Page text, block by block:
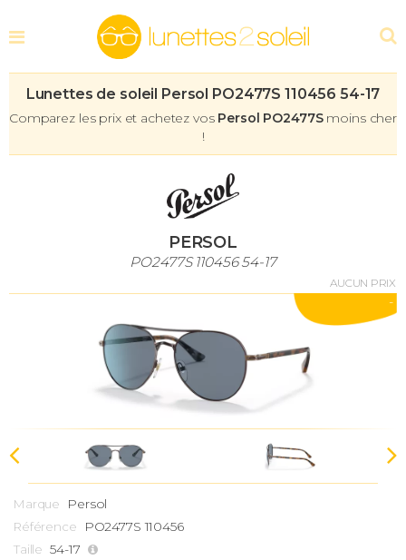
Lunettes de soleil Persol PO2477S 110456 54-17
Comparez les prix et achetez vos Persol PO2477Smoins cher
!
PERSOL
PO2477S 110456 54-17
AUCUN PRIX
-
Marque Persol
Référence PO2477S 110456
Taille 54-17